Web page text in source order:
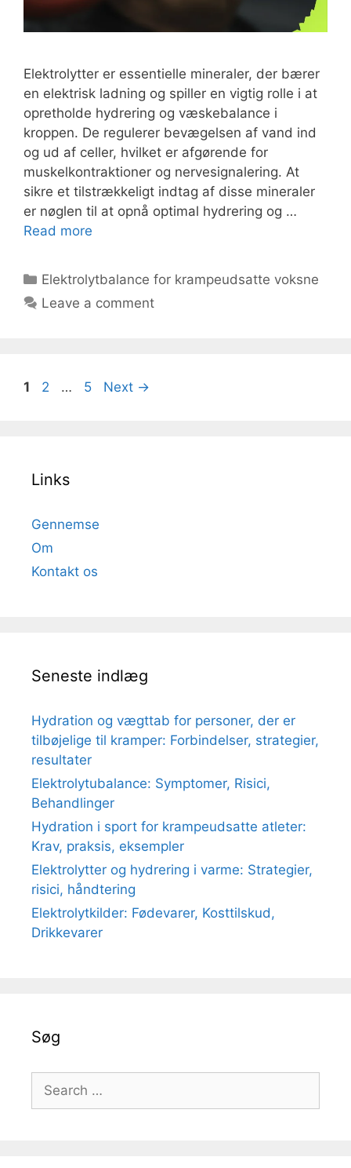
Elektrolytter er essentielle mineraler, der bærer
en elektrisk ladning og spiller en vigtig rolle i at
opretholde hydrering og væskebalance i
kroppen. De regulerer bevægelsen af vand ind
og ud af celler, hvilket er afgørende for
muskelkontraktioner og nervesignalering. At
sikre et tilstrækkeligt indtag af disse mineraler
er nøglen til at opnå optimal hydrering og …
Read more
Categories
Elektrolytbalance for krampeudsatte voksne
Leave a comment
Page
1 Page
2 … Page
5 Next →
Links
Gennemse
Om
Kontakt os
Seneste indlæg
Hydration og vægttab for personer, der er
tilbøjelige til kramper: Forbindelser, strategier,
resultater
Elektrolytubalance: Symptomer, Risici,
Behandlinger
Hydration i sport for krampeudsatte atleter:
Krav, praksis, eksempler
Elektrolytter og hydrering i varme: Strategier,
risici, håndtering
Elektrolytkilder: Fødevarer, Kosttilskud,
Drikkevarer
Søg
for: